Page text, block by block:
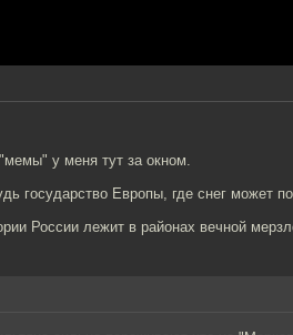
у меня тут за окном.
государство Европы, где снег может
России лежит в районах вечной